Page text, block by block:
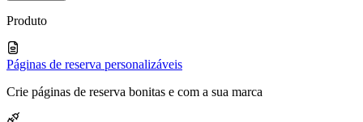
Produto
Páginas de reserva personalizáveis
Crie páginas de reserva bonitas e com a sua marca